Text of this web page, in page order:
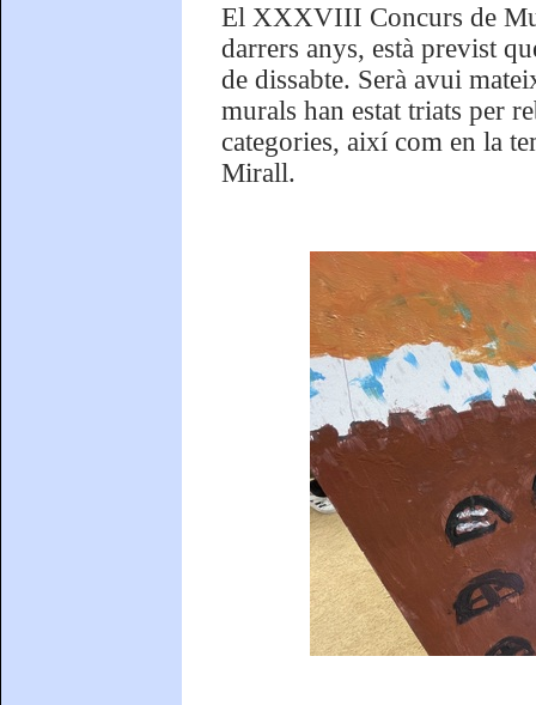
El XXXVIII Concurs de
darrers anys, està previst
de dissabte. Serà avui
murals han estat triats per
categories, així com en la
Mirall.